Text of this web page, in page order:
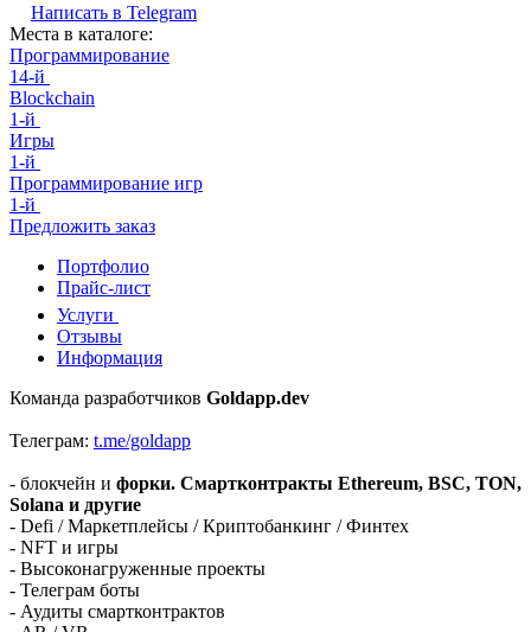
Написать в Telegram
Места в каталоге:
Программирование
14-й
Blockchain
1-й
Игры
1-й
Программирование игр
1-й
Предложить заказ
Портфолио
Прайс-лист
Услуги
Отзывы
Информация
Команда разработчиков Goldapp.dev
Телеграм: t.me/goldapp
- блокчейн и форки. Смартконтракты Ethereum, BSC, TON,
Solana и другие
- Defi / Маркетплейсы / Криптобанкинг / Финтех
- NFT и игры
- Высоконагруженные проекты
- Телеграм боты
- Аудиты смартконтрактов